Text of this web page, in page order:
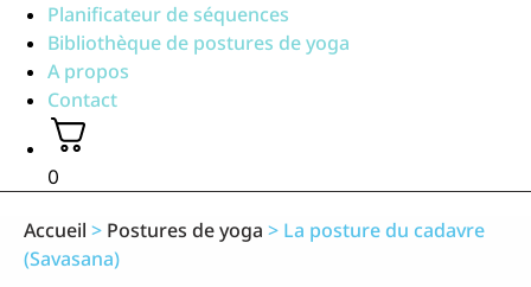
Planificateur de séquences
Bibliothèque de postures de yoga
A propos
Contact
0
Accueil > Postures de yoga > La posture du cadavre
(Savasana)